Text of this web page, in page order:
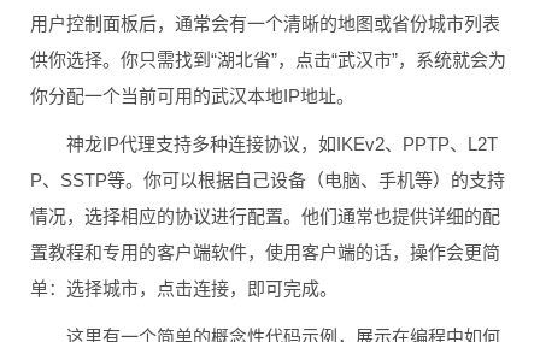
用户控制面板后，通常会有一个清晰的地图或省份城市列表
供你选择。你只需找到“湖北省”，点击“武汉市”，系统就会为
你分配一个当前可用的武汉本地IP地址。
神龙IP代理支持多种连接协议，如IKEv2、PPTP、L2T
P、SSTP等。你可以根据自己设备（电脑、手机等）的支持
情况，选择相应的协议进行配置。他们通常也提供详细的配
置教程和专用的客户端软件，使用客户端的话，操作会更简
单：选择城市，点击连接，即可完成。
这里有一个简单的概念性代码示例，展示在编程中如何